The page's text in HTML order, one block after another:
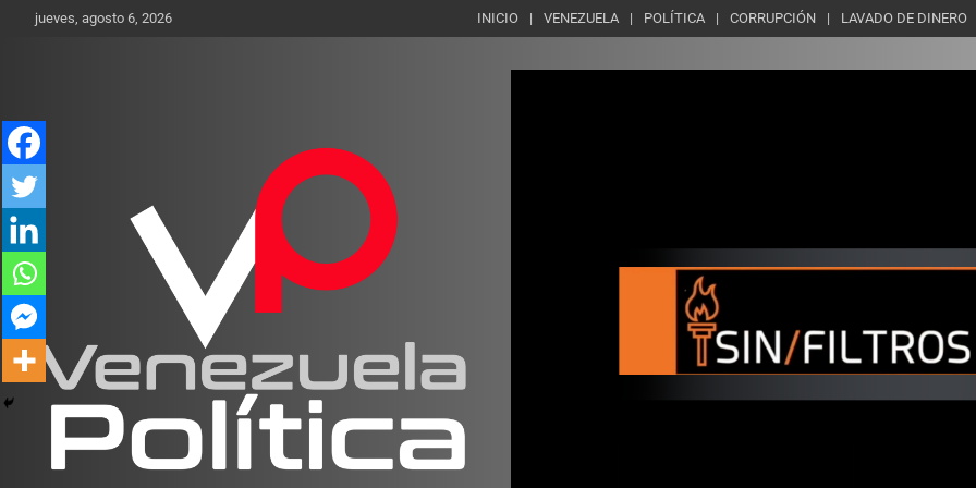
Saltarjueves, agosto 6, 2026 INICIO VENEZUELA POLÍTICA CORRUPCIÓN LAVADO DE DINERO